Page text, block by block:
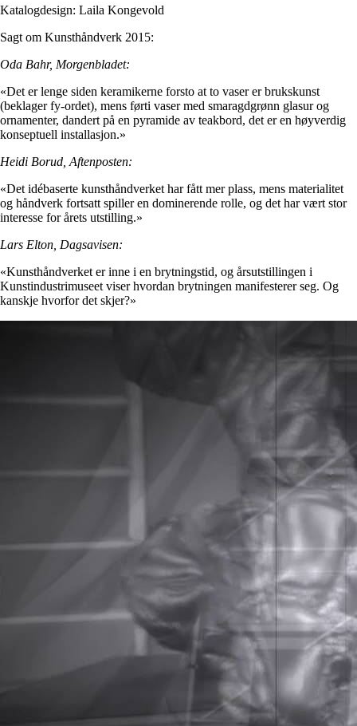
Katalogdesign: Laila Kongevold
Sagt om Kunsthåndverk 2015:
Oda Bahr, Morgenbladet:
«Det er lenge siden keramikerne forsto at to vaser er brukskunst
(beklager fy-ordet), mens førti vaser med smaragdgrønn glasur og
ornamenter, dandert på en pyramide av teakbord, det er en høyverdig
konseptuell installasjon.»
Heidi Borud, Aftenposten:
«Det idébaserte kunsthåndverket har fått mer plass, mens materialitet
og håndverk fortsatt spiller en dominerende rolle, og det har vært stor
interesse for årets utstilling.»
Lars Elton, Dagsavisen:
«Kunsthåndverket er inne i en brytningstid, og årsutstillingen i
Kunstindustrimuseet viser hvordan brytningen manifesterer seg. Og
kanskje hvorfor det skjer?»